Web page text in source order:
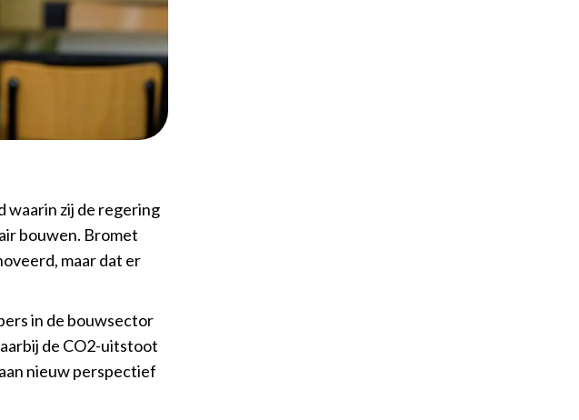
waarin zij de regering
bouwen. Bromet
maar dat er
in de bouwsector
de CO2-uitstoot
nieuw perspectief